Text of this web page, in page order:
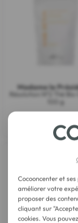
Madame la
Résolution N°2 Thé Bio
28,90 €
Cocooncenter et
améliorer votre
proposer des
cliquant sur
cookies. Vous